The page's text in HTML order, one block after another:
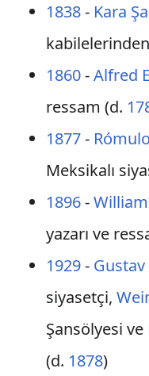
1838- Kara
1860-Alfred
ressam (d.
1877-
Meksikalı
1896-
yazarı ve
1929-
siyasetçi,
Şansölyesi ve
(d. 1878)